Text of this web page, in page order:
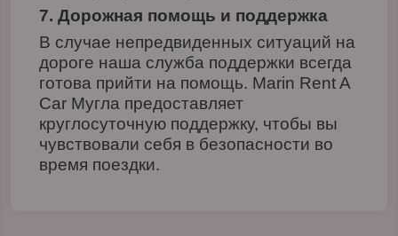
7. Дорожная помощь и поддержка
В случае непредвиденных ситуаций на
дороге наша служба поддержки всегда
готова прийти на помощь. Marin Rent A
Car Мугла предоставляет
круглосуточную поддержку, чтобы вы
чувствовали себя в безопасности во
время поездки.